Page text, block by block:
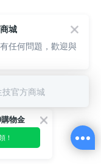
物金
！
城
任何問題，歡迎與
官方商城